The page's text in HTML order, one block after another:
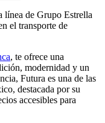
línea de Grupo Estrella
el transporte de
, te ofrece una
modernidad y un
Futura es una de las
destacada por su
accesibles para